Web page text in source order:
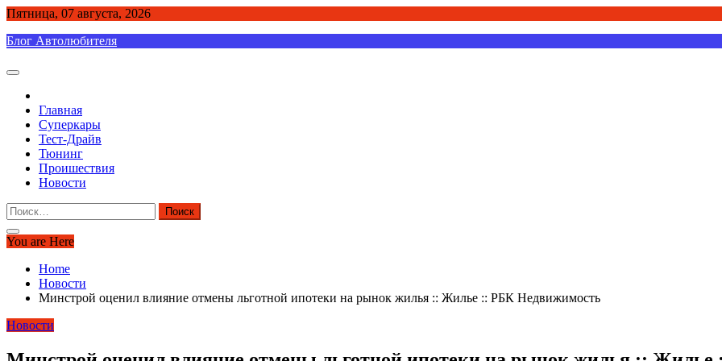
Skip
content
Пятница, 07 августа, 2026
Блог Автолюбителя
Главная
Суперкары
Тест-Драйв
Тюнинг
Проишествия
Новости
Найти:
You are Here
Home
Новости
Минстрой оценил влияние отмены льготной ипотеки на рынок жилья :: Жилье :: РБК Недвижимость
Новости